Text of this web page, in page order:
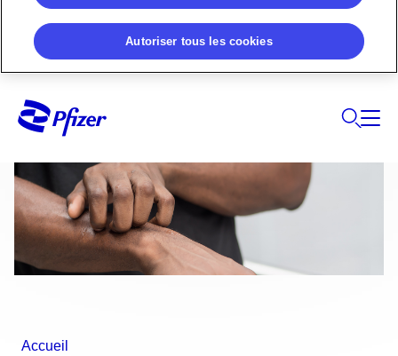
Accueil
Autoriser tous les cookies